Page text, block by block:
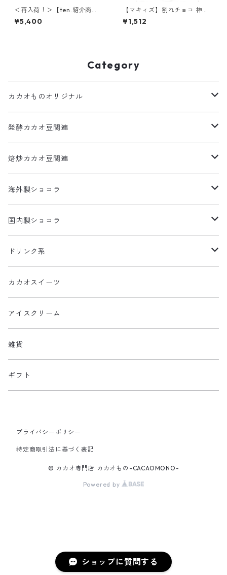
ショップに質問する
＜再入荷！＞【ten.紹介商
品】発酵カカオニブ(ホール) 3
00g ウガンダ産 低温仕込み発
¥5,400
【マキィズ】割れチョコ 神戸
いちごミルク
¥1,512
Category
カカオものオリジナル
カカオだま
コールドチョコレート
発酵カカオ豆関連
カカオだま
発酵カカオ豆
焙炒カカオ豆関連
カカオだま
海外製ショコラ
板チョコレート
ボンボンショコラ
国内製ショコラ
板チョコレート
ボンボンショコラ
ドリンク系
カカオドリンク
ティー
カカオスイーツ
アイスクリーム
雑貨
ギフト
プライバシーポリシー
特定商取引法に基づく表記
© カカオ専門店 カカオもの-CACAOMONO-
Powered by